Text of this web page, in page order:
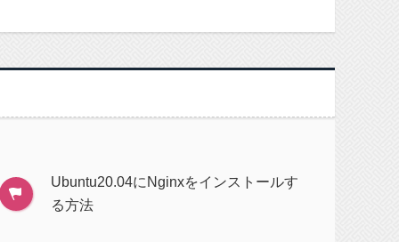
Ubuntu20.04にNginxをインストールす
る方法